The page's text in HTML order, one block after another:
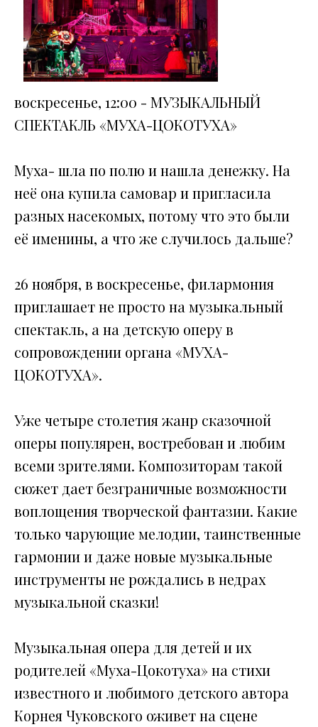
воскресенье, 12:00 - МУЗЫКАЛЬНЫЙ
СПЕКТАКЛЬ «МУХА-ЦОКОТУХА»
Муха- шла по полю и нашла денежку. На
неё она купила самовар и пригласила
разных насекомых, потому что это были
её именины, а что же случилось дальше?
26 ноября, в воскресенье, филармония
приглашает не просто на музыкальный
спектакль, а на детскую оперу в
сопровождении органа «МУХА-
ЦОКОТУХА».
Уже четыре столетия жанр сказочной
оперы популярен, востребован и любим
всеми зрителями. Композиторам такой
сюжет дает безграничные возможности
воплощения творческой фантазии. Какие
только чарующие мелодии, таинственные
гармонии и даже новые музыкальные
инструменты не рождались в недрах
музыкальной сказки!
Музыкальная опера для детей и их
родителей «Муха-Цокотуха» на стихи
известного и любимого детского автора
Корнея Чуковского оживет на сцене